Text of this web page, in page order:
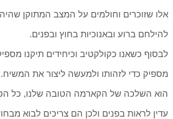
אלו שזוכרים וחולמים על המצב המתוקן שהיה
להילחם ברוע ובאנוכיות בחוץ ובפנים.
לבסוף כשאנו כקולקטיב וכיחידים תיקנו
מספיק כדי לזהותו ולמעשה ליצור את
הוא השלכה של הקארמה הטובה שלנו, כל
עדין לראות בפנים ולכן הם צריכים לבוא